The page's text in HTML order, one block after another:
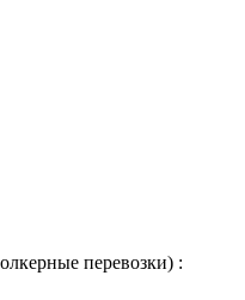
перевозки) :